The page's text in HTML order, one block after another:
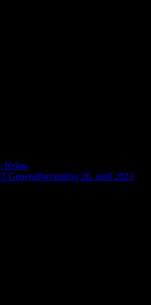
Kriesi
Generalforsamling 26. april 2023